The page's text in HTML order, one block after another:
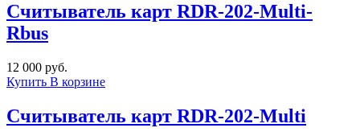
Считыватель карт RDR-202-Multi-
Rbus
12 000 руб.
Купить В корзине
Cчитыватель карт RDR-202-Multi